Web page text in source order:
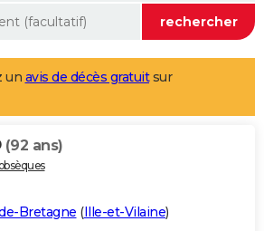
un avis de décès gratuitsur
(92 ans)
Bretagne (Ille-et-Vilaine)